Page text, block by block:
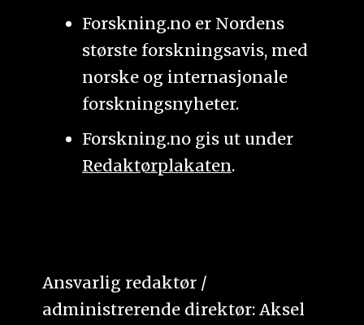
Forskning.no er Nordens
største forskningsavis, med
norske og internasjonale
forskningsnyheter.
Forskning.no gis ut under
Redaktørplakaten.
Ansvarlig redaktør /
administrerende direktør: Aksel